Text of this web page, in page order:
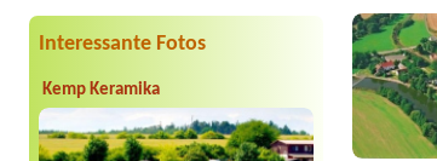
Interessante Fotos
Kemp Keramika